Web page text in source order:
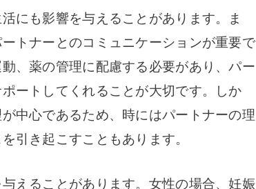
にも影響を与えることがあります。ま
トナーとのコミュニケーションが重要で
、薬の管理に配慮する必要があり、パー
ートしてくれることが大切です。しか
中心であるため、時にはパートナーの理
引き起こすこともあります。
えることがあります。女性の場合、妊娠